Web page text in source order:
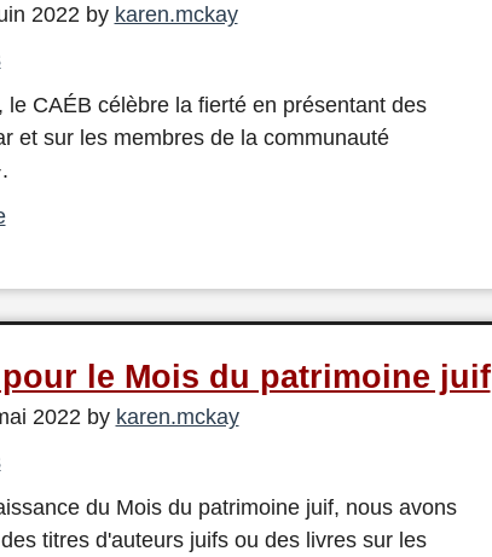
2022 by karen.mckay
le CAÉB célèbre la fierté en présentant des
et sur les membres de la communauté
le Mois du patrimoine juif
2022 by karen.mckay
du Mois du patrimoine juif, nous avons
titres d'auteurs juifs ou des livres sur les